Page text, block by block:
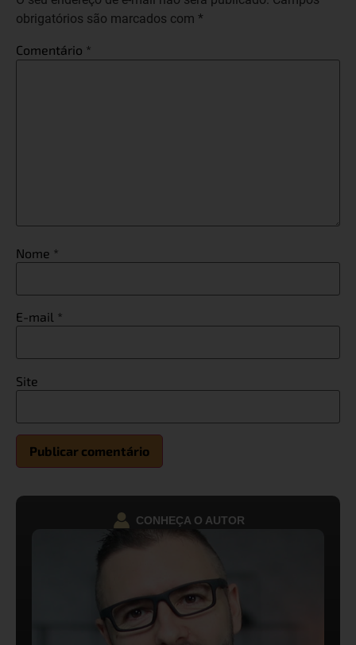
CONHEÇA O AUTOR
obrigatórios são marcados com *
Comentário *
Nome *
E-mail *
Site